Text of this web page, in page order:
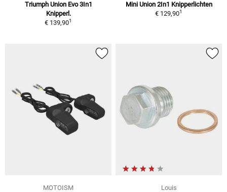
Triumph Union Evo 3In1
Knipperl.
€ 139,901
Mini Union 2In1 Knipperlichten
€ 129,901
MOTOISM
Louis